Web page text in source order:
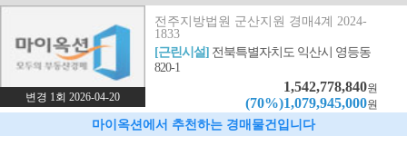
변경 1회 2026-04-20
전주지방법원 군산지원 경매4계 2024-
1833
[근린시설] 전북특별자치도 익산시 영등동
820-1
1,542,778,840원
(70%)1,079,945,000원
마이옥션에서 추천하는 경매물건입니다